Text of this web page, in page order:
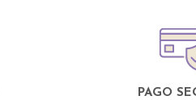
PAGO